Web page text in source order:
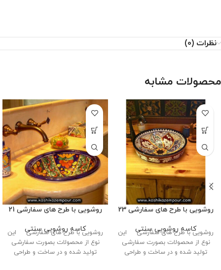
نظرات (0)
محصولات مشابه
روشویی با طرح های سفارشی 23
کاسه روشویی سنتی
روشویی با طرح های سفارشی این
نوع از محصولات بصورت سفارشی
تولید شده و در ساخت و طراحی
روشویی با طرح های سفارشی 21
کاسه روشویی سنتی
روشویی با طرح های سفارشی این
نوع از محصولات بصورت سفارشی
تولید شده و در ساخت و طراحی